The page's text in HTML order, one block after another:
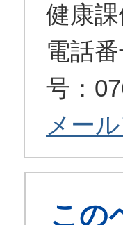
健康
電話
号：
メー
この